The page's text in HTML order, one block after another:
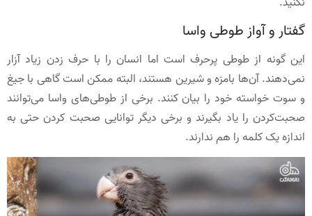
گفتار و آواز طوطی واسا
این گونه از طوطی پرحرف است اما انسان را با حرف ‌زدن زیاد آزار
نمی‌دهند. آن‌ها بامزه و شیرین هستند، البته ممکن است گاهی با جیغ
و سوت‌ خواسته خود را بیان ‌کنند. برخی از طوطی‌های واسا می‌توانند
صحبت‌کردن را یاد بگیرند و برخی دیگر توانایی صحبت ‌کردن حتی به
اندازه یک کلمه را هم ندارند.